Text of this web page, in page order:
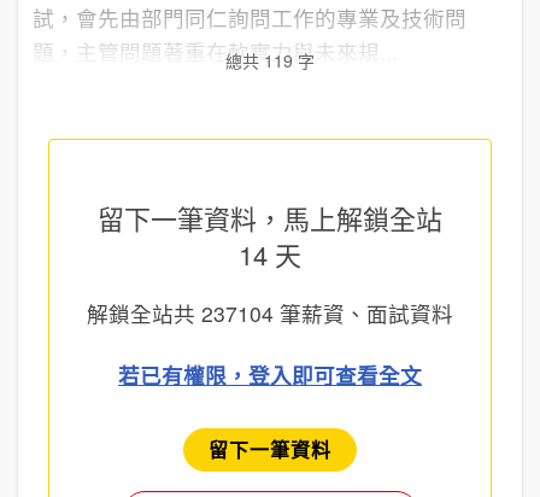
試，會先由部門同仁詢問工作的專業及技術問
題，主管問題著重在軟實力與未來規...
總共 119 字
留下一筆資料，馬上解鎖全站
14 天
解鎖全站共 237104 筆薪資、面試資料
若已有權限，登入即可查看全文
留下一筆資料